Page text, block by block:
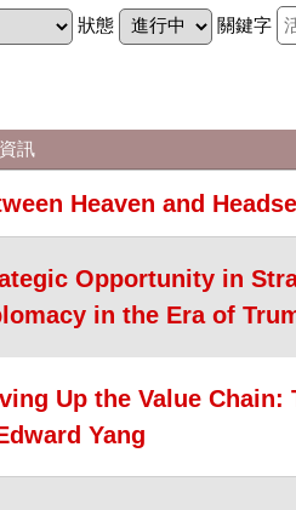
狀態 關鍵字
訊
Heaven and
Opportunity in
in the Era of
Up the Value
Yang